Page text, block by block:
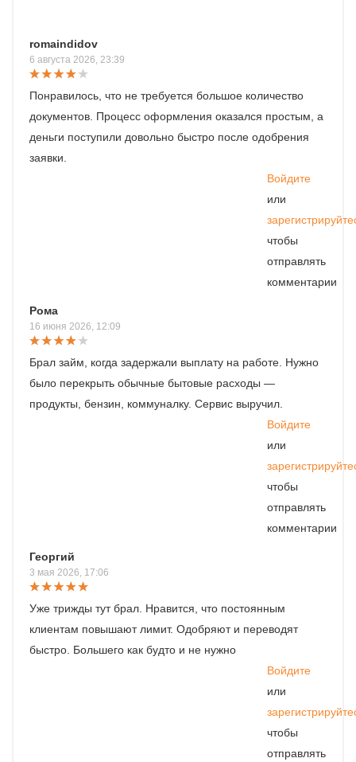
romaindidov
6 августа 2026, 23:39
Понравилось, что не требуется большое количество
документов. Процесс оформления оказался простым, а
деньги поступили довольно быстро после одобрения
заявки.
Войдите
или
чтобы
отправлять
комментарии
Рома
16 июня 2026, 12:09
Брал займ, когда задержали выплату на работе. Нужно
было перекрыть обычные бытовые расходы —
продукты, бензин, коммуналку. Cервис выручил.
Войдите
или
чтобы
отправлять
комментарии
Георгий
3 мая 2026, 17:06
Уже трижды тут брал. Нравится, что постоянным
клиентам повышают лимит. Одобряют и переводят
быстро. Большего как будто и не нужно
Войдите
или
чтобы
отправлять